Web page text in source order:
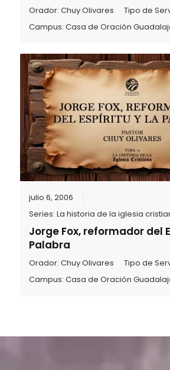
Orador:Chuy Olivares Tipo de
Campus:Casa de Oración
julio 6, 2006
Series:La historia de la iglesia
Jorge Fox, reformador del
Palabra
Orador:Chuy Olivares Tipo de
Campus:Casa de Oración